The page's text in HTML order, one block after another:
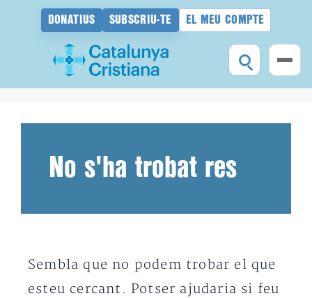
DONATIUS SUBSCRIU-TE EL MEU COMPTE
No s'ha trobat res
Sembla que no podem trobar el que
esteu cercant. Potser ajudaria si feu